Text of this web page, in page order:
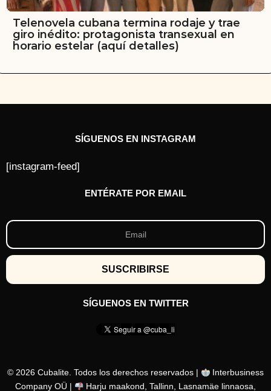
Telenovela cubana termina rodaje y trae
giro inédito: protagonista transexual en
horario estelar (aquí detalles)
SÍGUENOS EN INSTAGRAM
[instagram-feed]
ENTÉRATE POR EMAIL
SÍGUENOS EN TWITTER
© 2026 Cubalite. Todos los derechos reservados |
Interbusiness
Company OÜ |
Harju maakond, Tallinn, Lasnamäe linnaosa,